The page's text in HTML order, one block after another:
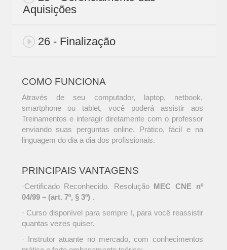
Aquisições
26 - Finalização
COMO FUNCIONA
Através de seu computador, laptop, netbook,
smartphone ou tablet, você poderá assistir aos
Treinamentos e interagir diretamente com o professor
enviando suas perguntas online. Prático, fácil e na
linguagem do dia a dia dos profissionais.
PRINCIPAIS VANTAGENS
·Certificado Reconhecido. ResoluçãoMEC CNE nº
04/99 – (art. 7º, § 3º) .
· Curso disponível para sempre !, para você reassistir
quantas vezes quiser.
· Instrutor atuante no mercado, com conhecimentos